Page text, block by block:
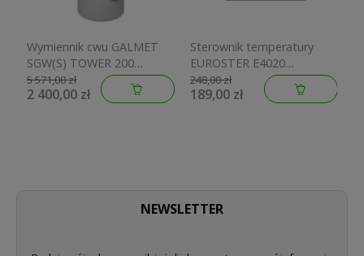
Wymiennik cwu GALMET
SGW(S) TOWER 200
wężownica spiralna, pianka
poliuretanowa skay 26-
5 571,00 zł
2 400,00 zł
Sterownik temperatury
EUROSTER E4020
przewodowy E4020
248,00 zł
189,00 zł
NEWSLETTER